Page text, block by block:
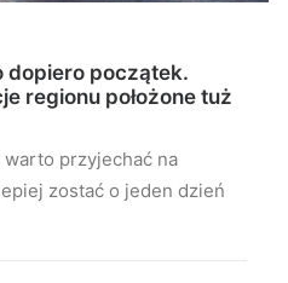
dopiero początek.
regionu położone tuż
warto przyjechać na
zostać o jeden dzień